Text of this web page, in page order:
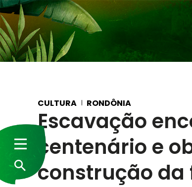
CULTURA RONDÔNIA
Escavação
centenário e
construção da